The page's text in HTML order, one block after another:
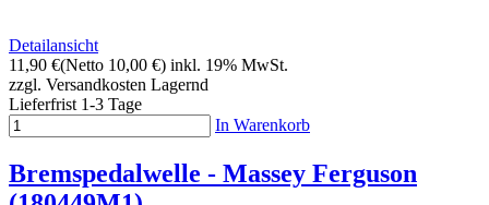
Detailansicht
11,90 €(Netto 10,00 €) inkl. 19% MwSt.
zzgl. Versandkosten Lagernd
Lieferfrist 1-3 Tage
In Warenkorb
Bremspedalwelle - Massey Ferguson